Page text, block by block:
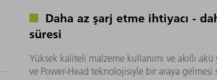
Daha az şarj etme ihtiyacı -
süresi
Yüksek kaliteli malzeme kullanımı ve akıllı
ve Power-Head teknolojisiyle bir araya gelmesi